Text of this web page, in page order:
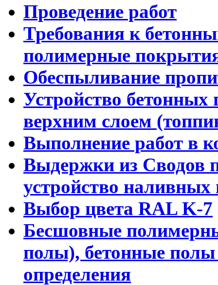
Проведение работ
Требования к
полимерные
Обеспыливание
Устройство
верхним слоем
Выполнение работ в
Выдержки из Сводов
устройство наливных
Выбор цвета RAL K-7
Бесшовные
полы), бетонные
определения